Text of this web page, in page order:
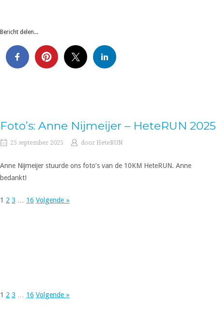
Bericht delen...
Foto’s: Anne Nijmeijer – HeteRUN 2025
25 september 2025 door HeteRUN
Anne Nijmeijer stuurde ons foto’s van de 10KM HeteRUN. Anne
bedankt!
1 2 3 … 16 Volgende »
1 2 3 … 16 Volgende »